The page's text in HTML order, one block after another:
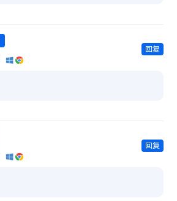
回复
回复